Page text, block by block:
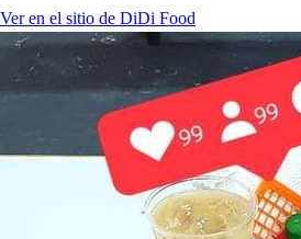
Ver en el sitio de DiDi Food